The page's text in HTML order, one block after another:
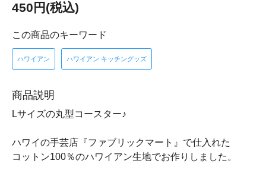
450円(税込)
この商品のキーワード
ハワイアン ハワイアン キッチングッズ
商品説明
Lサイズの丸型コースター♪
ハワイの手芸店『ファブリックマート』で仕入れた
コットン100％のハワイアン生地でお作りしました。